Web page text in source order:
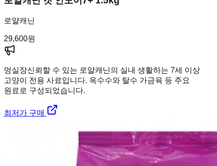
로얄캐닌
29,600원
멍실장신뢰할 수 있는 로얄캐닌의 실내 생활하는 7세 이상
고양이 전용 사료입니다. 옥수수와 탈수 가금육 등 주요
원료로 구성되었습니다.
최저가 구매